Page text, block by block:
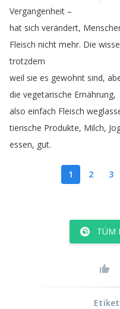
Vergangenheit –
hat sich verändert,
Fleisch nicht mehr. Die
trotzdem
weil sie es gewohnt sind,
die vegetarische Ernährung,
also einfach Fleisch
tierische Produkte, Milch,
essen, gut.
1 2 3
TÜM